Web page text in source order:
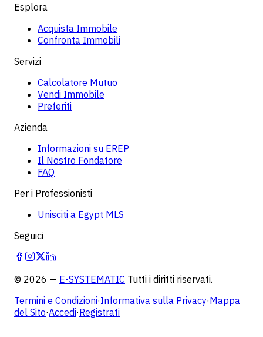
Esplora
Acquista Immobile
Confronta Immobili
Servizi
Calcolatore Mutuo
Vendi Immobile
Preferiti
Azienda
Informazioni su EREP
Il Nostro Fondatore
FAQ
Per i Professionisti
Unisciti a Egypt MLS
Seguici
© 2026 — E-SYSTEMATIC Tutti i diritti riservati.
Termini e Condizioni·Informativa sulla Privacy·Mappa
del Sito·Accedi·Registrati